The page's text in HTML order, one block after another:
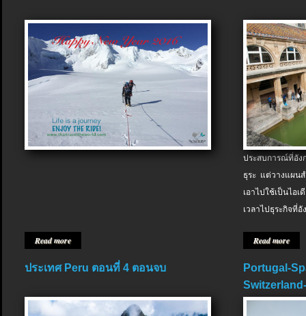
Read more
ประสบการณ์ที่อัง
ธุระ แต่วางแผน
เอาไปใช้เป็นไอ
เวลาไปธุระกิจที่อั
Read more
ประเทศ Peru ตอนที่ 4 ตอนจบ
Portugal-